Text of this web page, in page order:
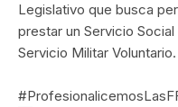
Legislativo que busca
prestar un Servicio
Servicio Militar Voluntario.